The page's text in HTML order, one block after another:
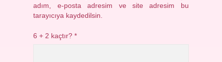
adım, e-posta adresim ve site adresim bu
tarayıcıya kaydedilsin.
6 + 2 kaçtır?*